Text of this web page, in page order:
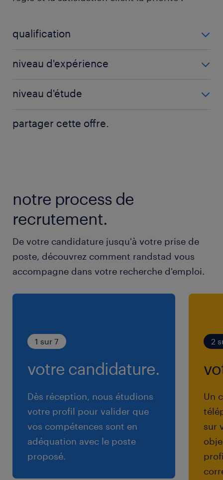
qualification
niveau d'expérience
niveau d'étude
partager cette offre.
notre process de
recrutement.
De votre candidature jusqu'à votre prise de
poste, découvrez comment randstad vous
accompagne dans votre recherche d'emploi.
1 sur 7
votre candidature.
Dès réception, nous étudions
votre profil pour valider que
vos compétences sont en
adéquation avec le poste
proposé.
2
Un
sur